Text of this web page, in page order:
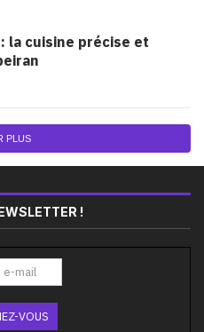
la cuisine précise et
PLUS
!